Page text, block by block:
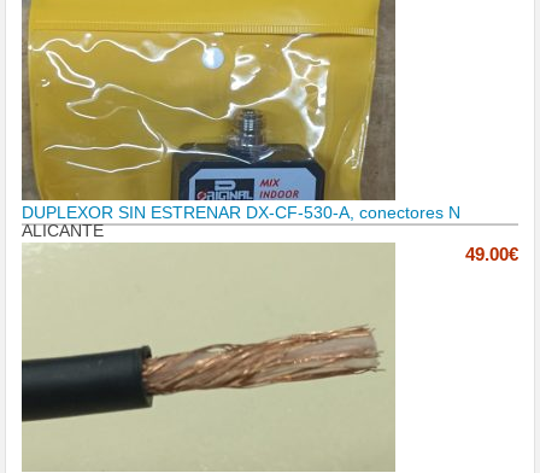
DUPLEXOR SIN ESTRENAR DX-CF-530-A, conectores N
ALICANTE
49.00€